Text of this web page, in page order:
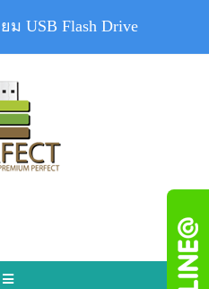
Toggle
USB Flash Drive